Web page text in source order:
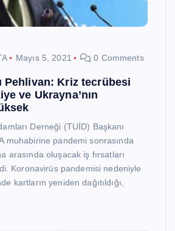
Mayıs 5, 2021 0 Comments
Pehlivan: Kriz tecrübesi
ve Ukrayna’nın
Derneği (TUİD) Başkanı
muhabirine pandemi sonrasında
arasında oluşacak iş fırsatları
Koronavirüs pandemisi nedeniyle
kartların yeniden dağıtıldığı,